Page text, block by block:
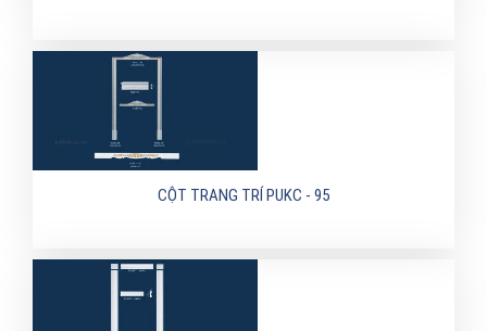
CỘT TRANG TRÍ PUKC - 95